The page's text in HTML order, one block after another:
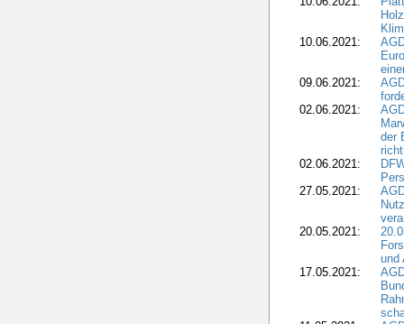
10.06.2021:
09.06.2021:
02.06.2021:
der
02.06.2021:
27.05.2021:
20.05.2021:
und
17.05.2021: